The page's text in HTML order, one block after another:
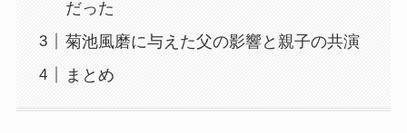
だった
菊池風磨に与えた父の影響と親子の共演
まとめ